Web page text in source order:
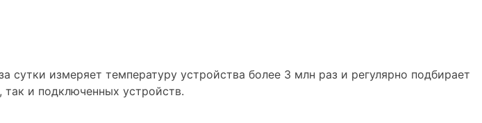
измеряет температуру устройства более 3 млн раз и регулярно подбирает
так и подключенных устройств.